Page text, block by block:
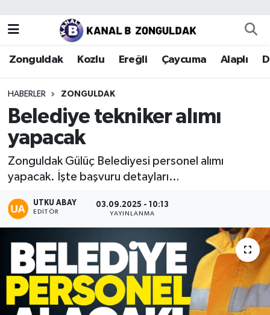
Zonguldak Kozlu Ereğli Çaycuma Alaplı
HABERLER ZONGULDAK
Belediye tekniker alımı
yapacak
Zonguldak Gülüç Belediyesi personel alımı
yapacak. İşte başvuru detayları…
UTKU ABAY
EDITÖR
03.09.2025 - 10:13
YAYINLANMA
Zonguldak
Kozlu
Ereğli
Çaycuma
Alaplı
Devrek
Gökçebey
Bartın
Karabük
Zonguldak Nöbetçi Eczaneler
Zonguldak Hava Durumu
Zonguldak Trafik Yoğunluk Haritası
Puan Durumu ve Fikstür
Tüm Manşetler
Son Dakika Haberleri
Haber Arşivi